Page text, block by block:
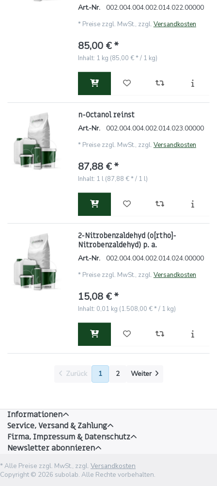
Art.-Nr.
002.004.004.002.014.022.00000
* Preise zzgl. MwSt., zzgl. Versandkosten
85,00 € *
Inhalt: 1 kg (85,00 € * / 1 kg)
n-Octanol reinst
Art.-Nr. 002.004.004.002.014.023.00000
* Preise zzgl. MwSt., zzgl. Versandkosten
87,88 € *
Inhalt: 1 l (87,88 € * / 1 l)
2-Nitrobenzaldehyd (o[rtho]-
Nitrobenzaldehyd) p. a.
Art.-Nr. 002.004.004.002.014.024.00000
* Preise zzgl. MwSt., zzgl. Versandkosten
15,08 € *
Inhalt: 0,01 kg (1.508,00 € * / 1 kg)
Zurück 1 2 Weiter
Informationen
Service, Versand & Zahlung
Firma, Impressum & Datenschutz
Newsletter abonnieren
* Alle Preise zzgl. MwSt., zzgl. Versandkosten
Copyright © 2026 subolab. Alle Rechte vorbehalten.